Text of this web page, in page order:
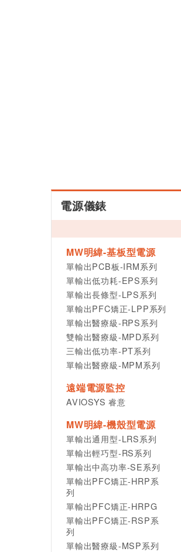
電源儀錶
MW明緯-基板型電源
單輸出PCB板-IRM系列
單輸出低功耗-EPS系列
單輸出長條型-LPS系列
單輸出PFC矯正-LPP系列
單輸出醫療級-RPS系列
雙輸出醫療級-MPD系列
三輸出低功率-PT系列
單輸出醫療級-MPM系列
遠端電源監控
AVIOSYS 睿意
MW明緯-機殼型電源
單輸出通用型-LRS系列
單輸出輕巧型-RS系列
單輸出中高功率-SE系列
單輸出PFC矯正-HRP系
列
單輸出PFC矯正-HRPG
單輸出PFC矯正-RSP系
列
單輸出醫療級-MSP系列